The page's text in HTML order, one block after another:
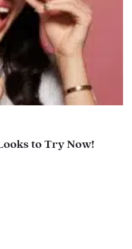
to Try Now!